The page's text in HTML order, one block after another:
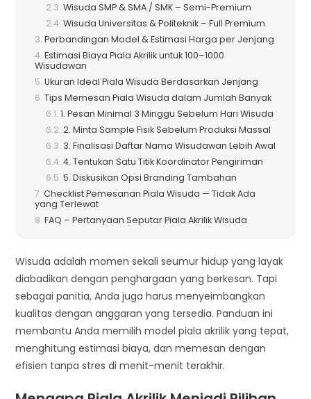
Wisuda SMP & SMA / SMK – Semi-Premium
Wisuda Universitas & Politeknik – Full Premium
Perbandingan Model & Estimasi Harga per Jenjang
Estimasi Biaya Piala Akrilik untuk 100–1000
Wisudawan
Ukuran Ideal Piala Wisuda Berdasarkan Jenjang
Tips Memesan Piala Wisuda dalam Jumlah Banyak
1. Pesan Minimal 3 Minggu Sebelum Hari Wisuda
2. Minta Sample Fisik Sebelum Produksi Massal
3. Finalisasi Daftar Nama Wisudawan Lebih Awal
4. Tentukan Satu Titik Koordinator Pengiriman
5. Diskusikan Opsi Branding Tambahan
Checklist Pemesanan Piala Wisuda — Tidak Ada
yang Terlewat
FAQ – Pertanyaan Seputar Piala Akrilik Wisuda
Wisuda adalah momen sekali seumur hidup yang layak
diabadikan dengan penghargaan yang berkesan. Tapi
sebagai panitia, Anda juga harus menyeimbangkan
kualitas dengan anggaran yang tersedia. Panduan ini
membantu Anda memilih model piala akrilik yang tepat,
menghitung estimasi biaya, dan memesan dengan
efisien tanpa stres di menit-menit terakhir.